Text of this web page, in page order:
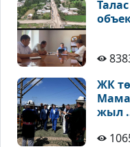
ЖК
жыл